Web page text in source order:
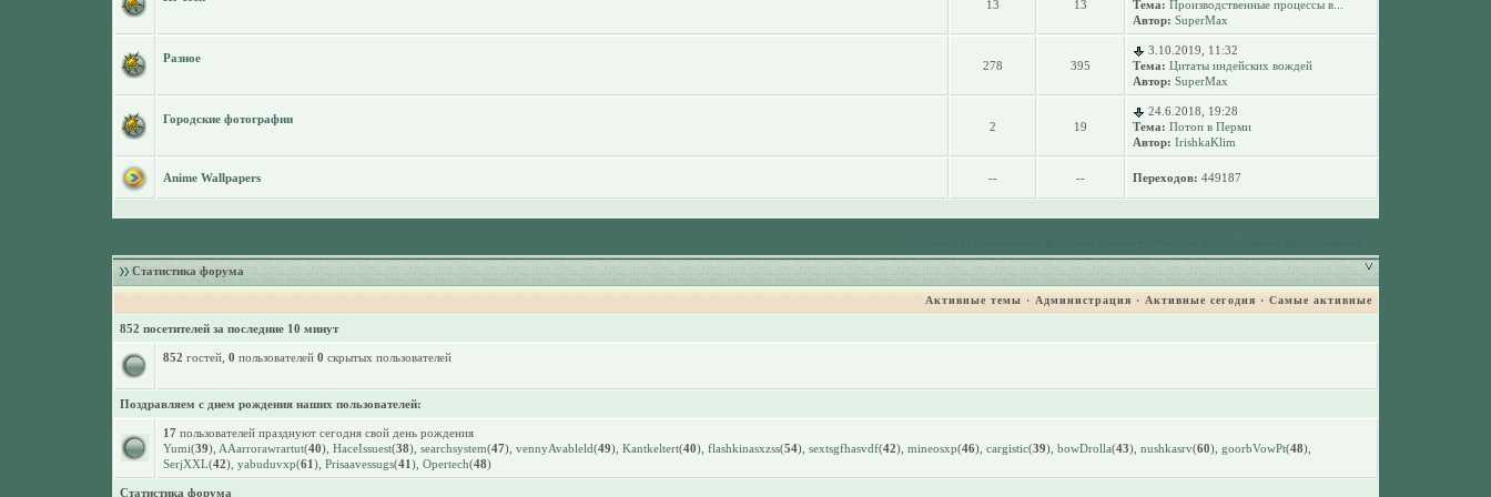
13 13
Тема: Производственные процессы в...
Автор: SuperMax
Разное
278 395
3.10.2019, 11:32
Тема: Цитаты индейских вождей
Автор: SuperMax
Городские фотографии
2 19
24.6.2018, 19:28
Тема: Потоп в Перми
Автор: IrishkaKlim
Anime Wallpapers -- -- Переходов: 449187
·
Статистика форума
Активные темы · Администрация · Активные сегодня · Самые активные
852 посетителей за последние 10 минут
852 гостей, 0 пользователей 0 скрытых пользователей
Поздравляем с днем рождения наших пользователей:
17пользователей празднуют сегодня свой день рождения
Yumi(39), AAarrorawrartut(40), HaceIssuest(38), searchsystem(47), vennyAvableld(49), Kantkeltert(40), flashkinasxzss(54), sextsgfhasvdf(42), mineosxp(46), cargistic(39), bowDrolla(43), nushkasrv(60), goorbVowPt(48),
SerjXXL(42), yabuduvxp(61), Prisaavessugs(41), Opertech(48)
Статистика форума